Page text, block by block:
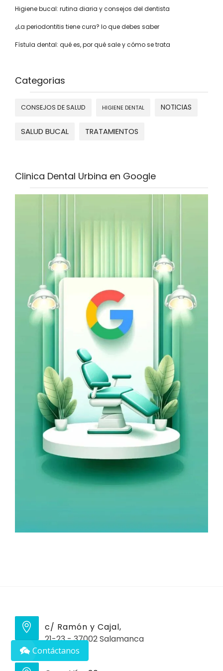
Higiene bucal: rutina diaria y consejos del dentista
¿La periodontitis tiene cura? lo que debes saber
Fístula dental: qué es, por qué sale y cómo se trata
Categorias
CONSEJOS DE SALUD HIGIENE DENTAL NOTICIAS
SALUD BUCAL TRATAMIENTOS
Clinica Dental Urbina en Google
c/ Ramón y Cajal,
21-23 - 37002 Salamanca
Contáctanos